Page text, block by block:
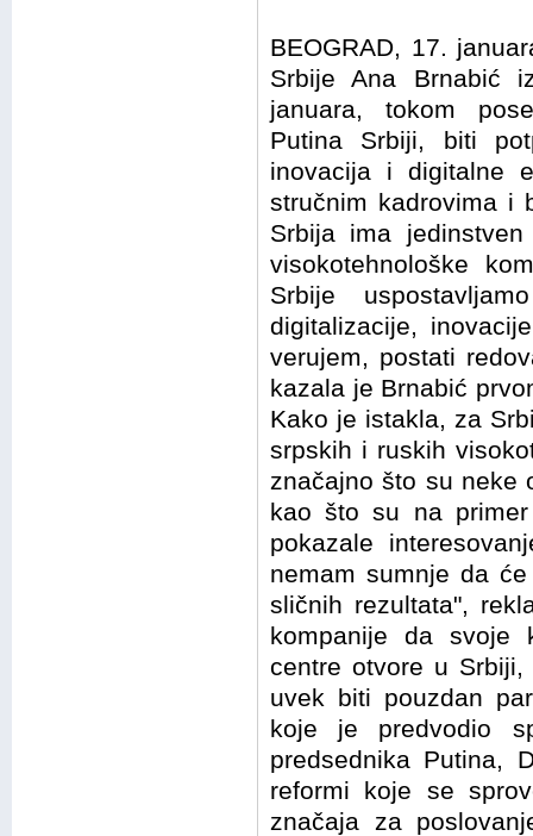
BEOGRAD, 17.
Srbije Ana Brnabić
januara, tokom
Putina Srbiji, biti
inovacija i digitalne
stručnim kadrovima i
Srbija ima
visokotehnološke
Srbije
digitalizacije,
verujem, postati
kazala je Brnabić
Kako je istakla, za
srpskih i ruskih
značajno što su neke
kao što su na
pokazale
nemam sumnje da
sličnih rezultata",
kompanije da svoje
centre otvore u
uvek biti pouzdan
koje je predvodio
predsednika Putina,
reformi koje se
značaja za